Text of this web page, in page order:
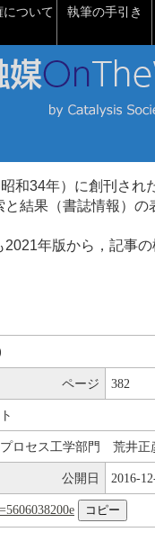
について 執筆の手引き
和34年）に創刊され
結果（書誌情報）
年版から，記事
ページ 382
プロセス工学部門 荒井
公開日 2016-